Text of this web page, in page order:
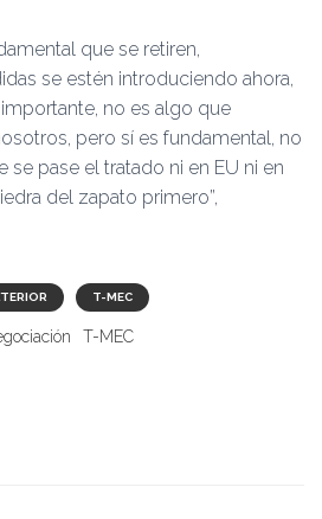
que se retiren,
se estén introduciendo ahora,
no es algo que
pero sí es fundamental, no
pase el tratado ni en EU ni en
del zapato primero”,
T-MEC
T-MEC